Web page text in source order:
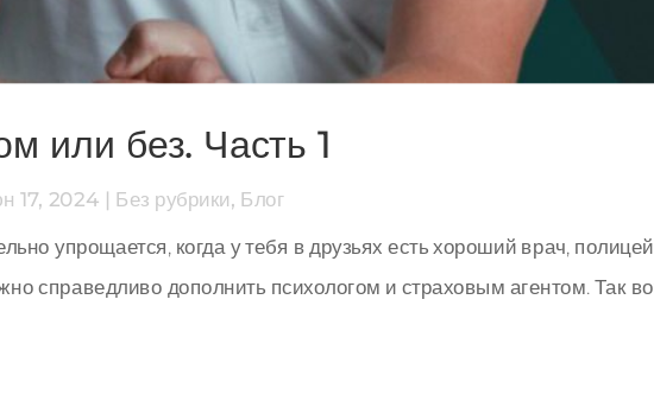
или без. Часть 1
17, 2024 Без рубрики, Блог
упрощается, когда у тебя в друзьях есть хороший врач,
справедливо дополнить психологом и страховым агентом. Так